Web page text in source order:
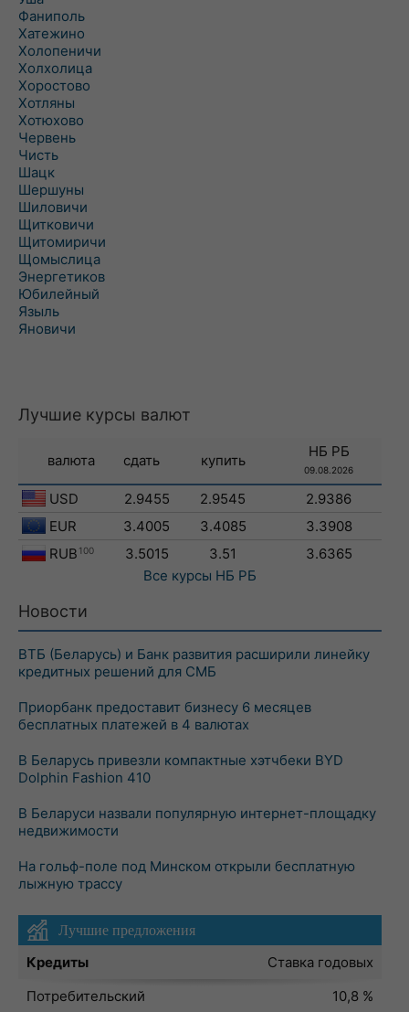
Фаниполь
Хатежино
Холопеничи
Холхолица
Хоростово
Хотляны
Хотюхово
Червень
Чисть
Шацк
Шершуны
Шиловичи
Щитковичи
Щитомиричи
Щомыслица
Энергетиков
Юбилейный
Языль
Яновичи
Лучшие курсы валют
валюта сдать купить
НБ РБ
09.08.2026
USD 2.9455 2.9545
2.9386
EUR
3.4005 3.4085
3.3908
RUB 100 3.5015 3.51
3.6365
Все курсы НБ РБ
Новости
ВТБ (Беларусь) и Банк развития расширили линейку
кредитных решений для СМБ
Приорбанк предоставит бизнесу 6 месяцев
бесплатных платежей в 4 валютах
В Беларусь привезли компактные хэтчбеки BYD
Dolphin Fashion 410
В Беларуси назвали популярную интернет-площадку
недвижимости
На гольф-поле под Минском открыли бесплатную
лыжную трассу
Лучшие предложения
Кредиты
Ставка годовых
Потребительский
10,8 %